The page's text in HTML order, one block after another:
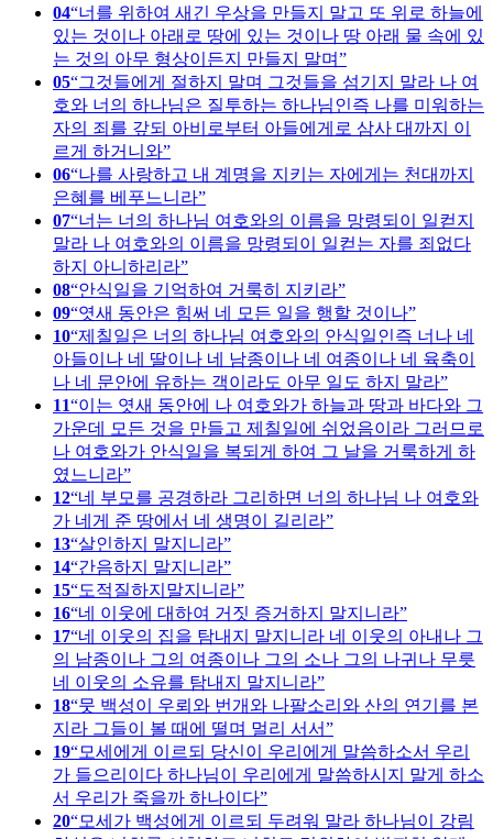
04 너를 위하여 새긴 우상을 만들지 말고 또 위로 하늘에
있는 것이나 아래로 땅에 있는 것이나 땅 아래 물 속에 있
는 것의 아무 형상이든지 만들지 말며
05 그것들에게 절하지 말며 그것들을 섬기지 말라 나 여
호와 너의 하나님은 질투하는 하나님인즉 나를 미워하는
자의 죄를 갚되 아비로부터 아들에게로 삼사 대까지 이
르게 하거니와
06 나를 사랑하고 내 계명을 지키는 자에게는 천대까지
은혜를 베푸느니라
07 너는 너의 하나님 여호와의 이름을 망령되이 일컫지
말라 나 여호와의 이름을 망령되이 일컫는 자를 죄없다
하지 아니하리라
08 안식일을 기억하여 거룩히 지키라
09 엿새 동안은 힘써 네 모든 일을 행할 것이나
10 제칠일은 너의 하나님 여호와의 안식일인즉 너나 네
아들이나 네 딸이나 네 남종이나 네 여종이나 네 육축이
나 네 문안에 유하는 객이라도 아무 일도 하지 말라
11 이는 엿새 동안에 나 여호와가 하늘과 땅과 바다와 그
가운데 모든 것을 만들고 제칠일에 쉬었음이라 그러므로
나 여호와가 안식일을 복되게 하여 그 날을 거룩하게 하
였느니라
12 네 부모를 공경하라 그리하면 너의 하나님 나 여호와
가 네게 준 땅에서 네 생명이 길리라
13 살인하지 말지니라
14 간음하지 말지니라
15 도적질하지말지니라
16 네 이웃에 대하여 거짓 증거하지 말지니라
17 네 이웃의 집을 탐내지 말지니라 네 이웃의 아내나 그
의 남종이나 그의 여종이나 그의 소나 그의 나귀나 무릇
네 이웃의 소유를 탐내지 말지니라
18 뭇 백성이 우뢰와 번개와 나팔소리와 산의 연기를 본
지라 그들이 볼 때에 떨며 멀리 서서
19 모세에게 이르되 당신이 우리에게 말씀하소서 우리
가 들으리이다 하나님이 우리에게 말씀하시지 말게 하소
서 우리가 죽을까 하나이다
20 모세가 백성에게 이르되 두려워 말라 하나님이 강림